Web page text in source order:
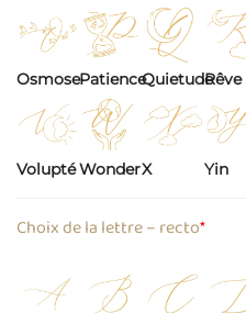
OsmosePatienceQuietudeRêve
VoluptéWonderX Yin
*
Choix de la lettre – recto